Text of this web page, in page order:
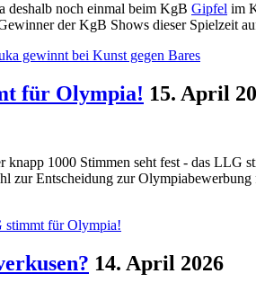
deshalb noch einmal beim KgB Gipfel im
der KgB Shows dieser Spielzeit
gewinnt bei Kunst gegen Bares
für Olympia! 15. April
knapp 1000 Stimmen seht fest - das LLG
zur Entscheidung zur
stimmt für Olympia!
14. April 2026